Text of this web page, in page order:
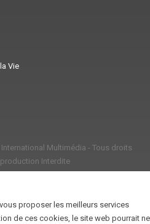
Vie
International Multimédia - Tous droits
Interdite
proposer les meilleurs services
de ces cookies, le site web pourrait ne